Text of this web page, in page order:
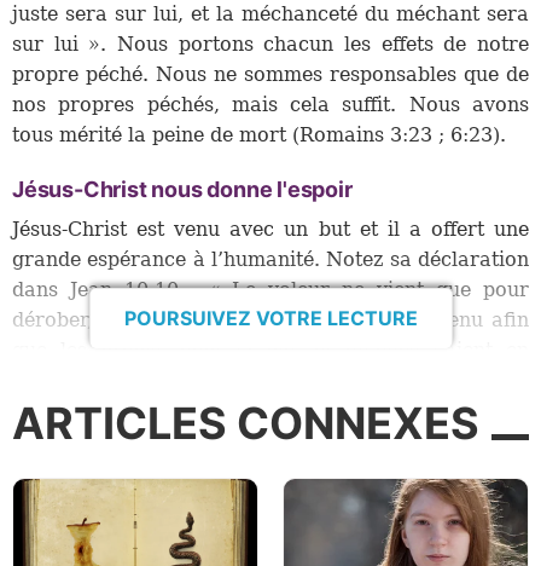
juste sera sur lui, et la méchanceté du méchant sera
sur lui ». Nous portons chacun les effets de notre
propre péché. Nous ne sommes responsables que de
nos propres péchés, mais cela suffit. Nous avons
tous mérité la peine de mort (Romains 3:23 ; 6:23).
Jésus-Christ nous donne l'espoir
Jésus-Christ est venu avec un but et il a offert une
grande espérance à l’humanité. Notez sa déclaration
dans Jean 10:10 : « Le voleur ne vient que pour
dérober, égorger et détruire ; moi, je suis venu afin
que les brebis aient la vie, et qu’elles l’aient en
que les effets du péché incluent la mort, cela ne doit
pas nécessairement être une issue inévitable pour
de lumière : « Repentez-vous donc et convertissez-
vous, pour que vos péchés soient effacés, afin que
POURSUIVEZ VOTRE LECTURE
ARTICLES CONNEXES